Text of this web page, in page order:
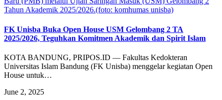
Tahun Akademik 2025/2026.(foto: komhumas unisba)
FK Unisba Buka Open House USM Gelombang 2 TA
2025/2026, Teguhkan Komitmen Akademik dan Spirit Islam
KOTA BANDUNG, PRIPOS.ID — Fakultas Kedokteran
Universitas Islam Bandung (FK Unisba) menggelar kegiatan Open
House untuk…
June 2, 2025